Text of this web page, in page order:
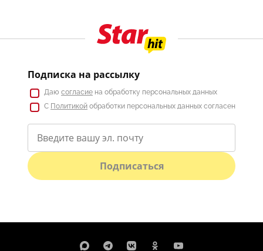
Подписка на рассылку
Даю согласие на обработку персональных данных
С Политикой обработки персональных данных согласен
Подписаться